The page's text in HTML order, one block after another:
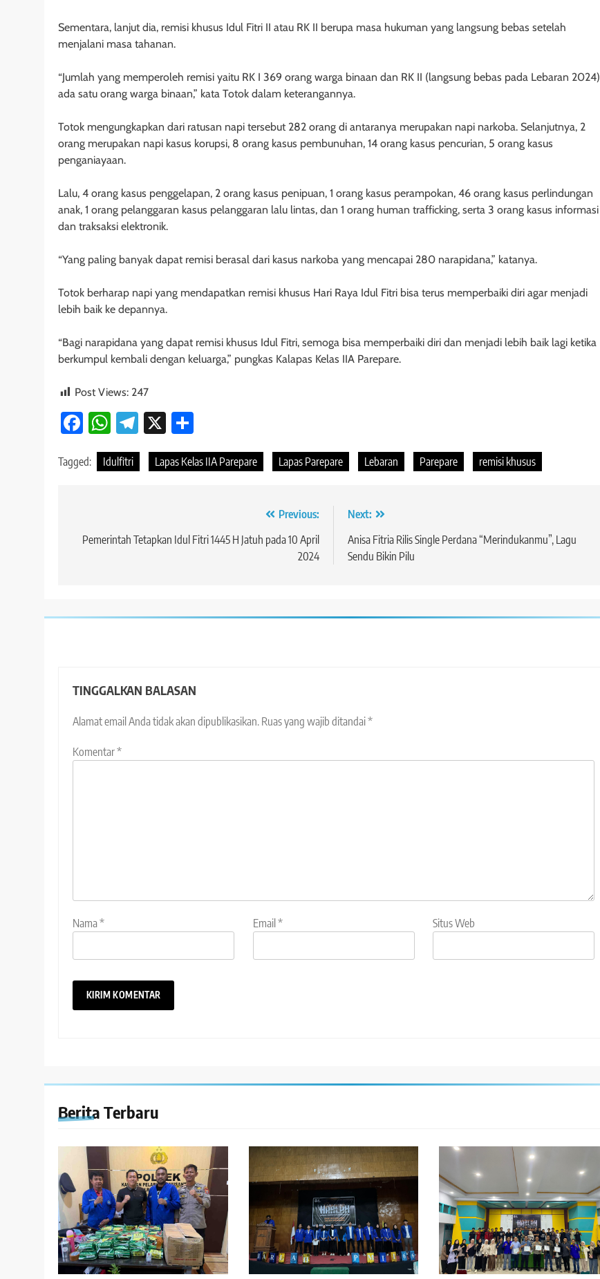
Sementara, lanjut dia, remisi khusus Idul Fitri II atau RK II berupa masa hukuman yang langsung bebas setelah
menjalani masa tahanan.
“Jumlah yang memperoleh remisi yaitu RK I 369 orang warga binaan dan RK II (langsung bebas pada Lebaran 2024)
ada satu orang warga binaan,” kata Totok dalam keterangannya.
Totok mengungkapkan dari ratusan napi tersebut 282 orang di antaranya merupakan napi narkoba. Selanjutnya, 2
orang merupakan napi kasus korupsi, 8 orang kasus pembunuhan, 14 orang kasus pencurian, 5 orang kasus
penganiayaan.
Lalu, 4 orang kasus penggelapan, 2 orang kasus penipuan, 1 orang kasus perampokan, 46 orang kasus perlindungan
anak, 1 orang pelanggaran kasus pelanggaran lalu lintas, dan 1 orang human trafficking, serta 3 orang kasus informasi
dan traksaksi elektronik.
“Yang paling banyak dapat remisi berasal dari kasus narkoba yang mencapai 280 narapidana,” katanya.
Totok berharap napi yang mendapatkan remisi khusus Hari Raya Idul Fitri bisa terus memperbaiki diri agar menjadi
lebih baik ke depannya.
“Bagi narapidana yang dapat remisi khusus Idul Fitri, semoga bisa memperbaiki diri dan menjadi lebih baik lagi ketika
berkumpul kembali dengan keluarga,” pungkas Kalapas Kelas IIA Parepare.
Post Views: 247
Facebook
WhatsApp
Telegram
X
Tagged: Idulfitri Lapas Kelas IIA Parepare Lapas Parepare Lebaran Parepare remisi khusus
pos
Previous:
Pemerintah Tetapkan Idul Fitri 1445 H Jatuh pada 10 April
2024
Next:
Anisa Fitria Rilis Single Perdana “Merindukanmu”, Lagu
Sendu Bikin Pilu
TINGGALKAN BALASAN
Alamat email Anda tidak akan dipublikasikan. Ruas yang wajib ditandai*
Komentar*
Nama* Email * Situs Web
Berita Terbaru